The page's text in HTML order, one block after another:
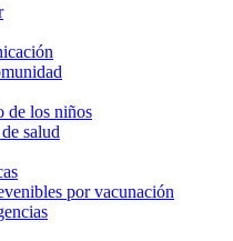
de los niños
salud
por vacunación